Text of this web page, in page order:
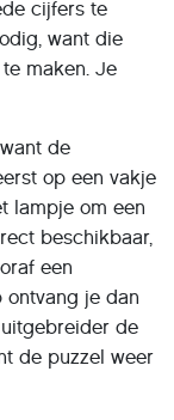
cijfers te
want die
maken. Je
de
op een vakje
lampje om een
beschikbaar,
een
ontvang je dan
de
de puzzel weer